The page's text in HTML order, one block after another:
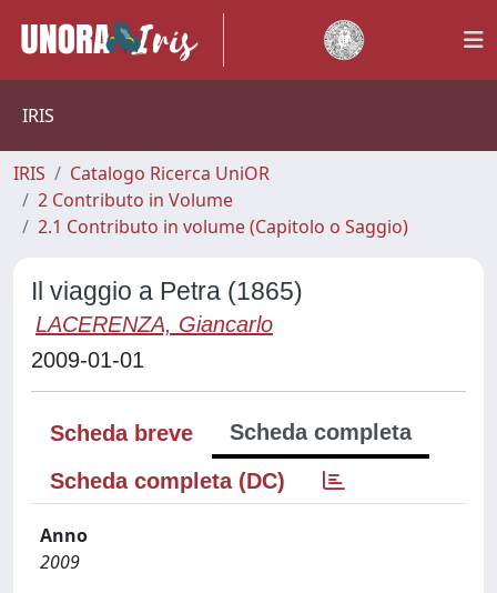
IRIS
IRIS
Catalogo Ricerca UniOR
2 Contributo in Volume
2.1 Contributo in volume (Capitolo o Saggio)
Il viaggio a Petra (1865)
LACERENZA, Giancarlo
2009-01-01
Scheda breve
Scheda completa
Scheda completa (DC)
Anno
2009